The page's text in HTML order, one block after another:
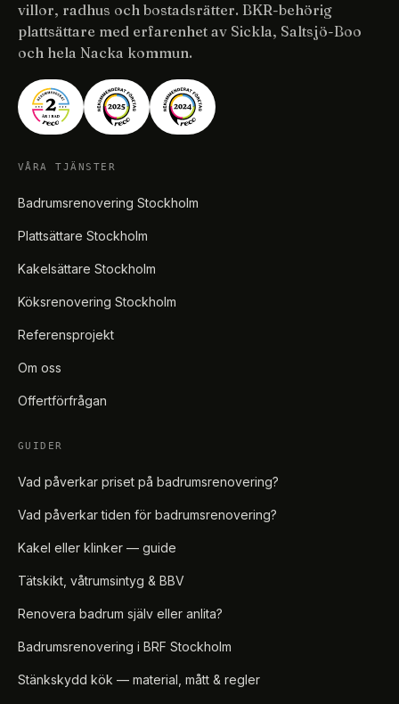
villor, radhus och bostadsrätter. BKR-behörig
plattsättare med erfarenhet av Sickla, Saltsjö-Boo
och hela Nacka kommun.
VÅRA TJÄNSTER
Badrumsrenovering Stockholm
Plattsättare Stockholm
Kakelsättare Stockholm
Köksrenovering Stockholm
Referensprojekt
Om oss
Offertförfrågan
GUIDER
Vad påverkar priset på badrumsrenovering?
Vad påverkar tiden för badrumsrenovering?
Kakel eller klinker — guide
Tätskikt, våtrumsintyg & BBV
Renovera badrum själv eller anlita?
Badrumsrenovering i BRF Stockholm
Stänkskydd kök — material, mått & regler